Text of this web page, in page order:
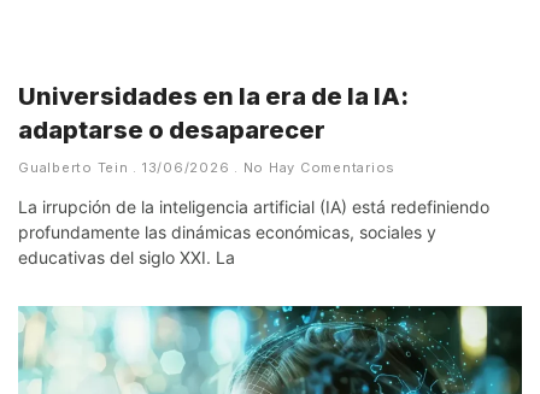
Universidades en la era de la IA:
adaptarse o desaparecer
Gualberto Tein 13/06/2026 No Hay Comentarios
La irrupción de la inteligencia artificial (IA) está redefiniendo
profundamente las dinámicas económicas, sociales y
educativas del siglo XXI. La